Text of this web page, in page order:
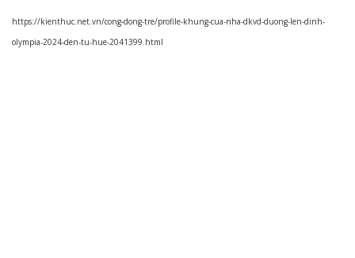
https://kienthuc.net.vn/cong-dong-tre/profile-khung-cua-nha-dkvd-duong-len-dinh-
olympia-2024-den-tu-hue-2041399.html